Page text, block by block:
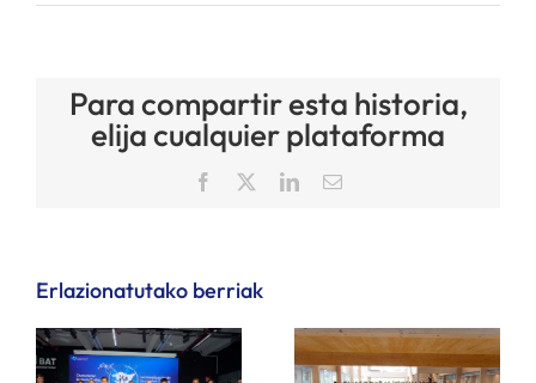
Para compartir esta historia,
elija cualquier plataforma
Facebook LinkedInEmail
Erlazionatutako berriak